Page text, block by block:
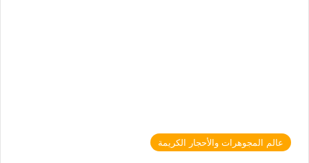
عالم المجوهرات والأحجار الكريمة